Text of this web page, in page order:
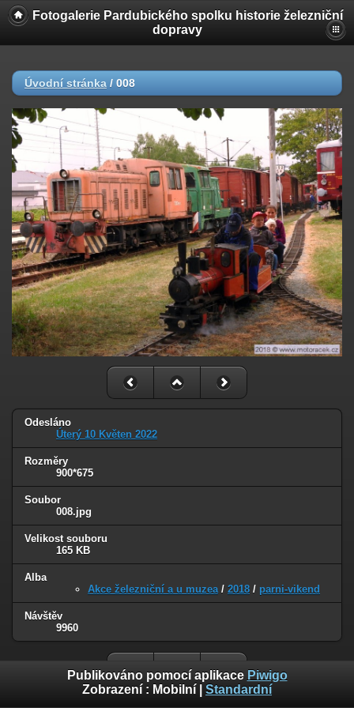
Fotogalerie Pardubického spolku historie železniční
dopravy
Úvodní stránka / 008
Odesláno
Úterý 10 Květen 2022
Rozměry
900*675
Soubor
008.jpg
Velikost souboru
165 KB
Alba
Akce železniční a u muzea/ 2018 / parni-vikend
Návštěv
9960
Publikováno pomocí aplikace Piwigo
Zobrazení : Mobilní Standardní